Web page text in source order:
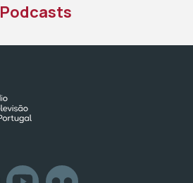
Podcasts